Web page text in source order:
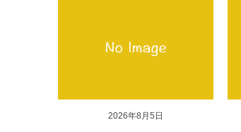
2026年8月5日